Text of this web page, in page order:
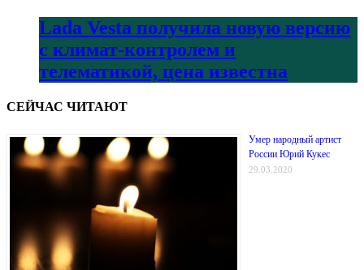
Lada Vesta получила новую версию
с климат-контролем и
телематикой, цена известна
СЕЙЧАС ЧИТАЮТ
Умер народный артист
России Юрий Кукес
29.03.2020